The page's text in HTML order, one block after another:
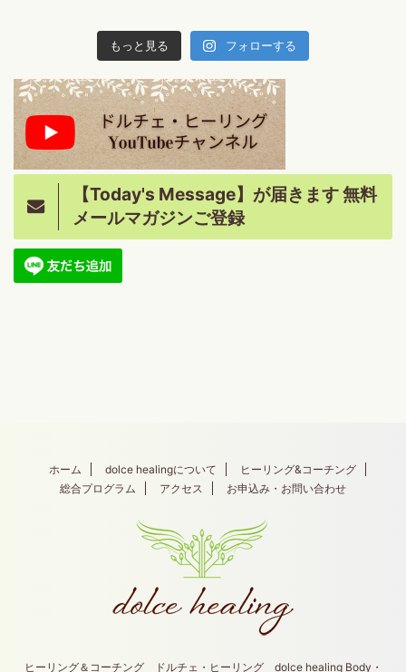
もっと見る フォローする
【Today's Message】が届きます 無料
メールマガジンご登録
ホーム dolce healingについて
ヒーリング&コーチング
総合プログラム
アクセス お申込み・お問い合わせ
ヒーリング＆コーチング ドルチェ・ヒーリング dolce healing Body・